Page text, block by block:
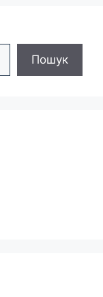
Пошук